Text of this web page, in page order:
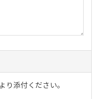
り添付ください。